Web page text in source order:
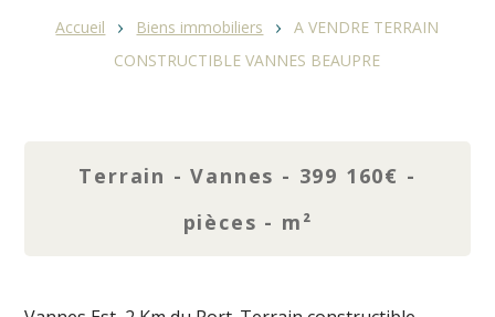
Fil
d'Ariane
Accueil Biens immobiliers
A VENDRE TERRAIN
CONSTRUCTIBLE VANNES BEAUPRE
Terrain - Vannes - 399 160€ -
pièces - m²